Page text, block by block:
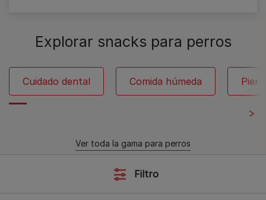
Explorar snacks para perros
Cuidado dental Comida húmeda
Ver toda la gama para perros
Filtro